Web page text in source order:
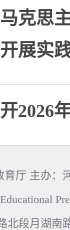
克思
展实
2026
育厅 主办：
北段月湖南